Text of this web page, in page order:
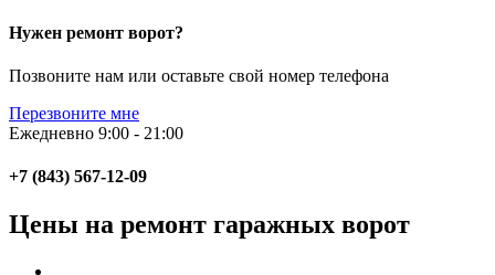
Нужен ремонт ворот?
Позвоните нам или оставьте свой номер телефона
Перезвоните мне
Ежедневно 9:00 - 21:00
+7 (843) 567-12-09
Цены на ремонт гаражных ворот